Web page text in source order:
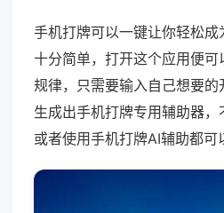
手机打牌可以一键让你轻松成
十分简单，打开这个应用便
规律，只需要输入自己想要
生成出手机打牌专用辅助器
或者使用手机打牌AI辅助都可